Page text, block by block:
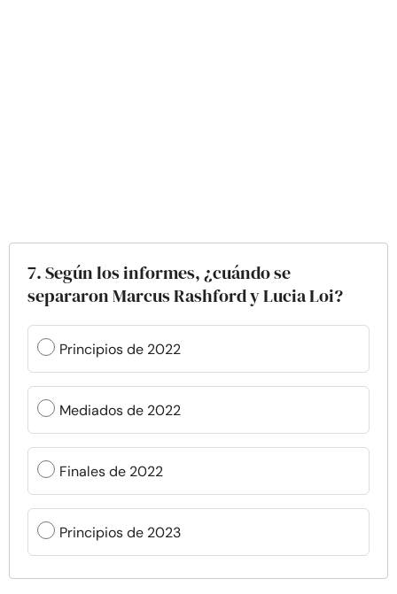
7. Según los informes, ¿cuándo se
separaron Marcus Rashford y Lucia Loi?
Principios de 2022
Mediados de 2022
Finales de 2022
Principios de 2023